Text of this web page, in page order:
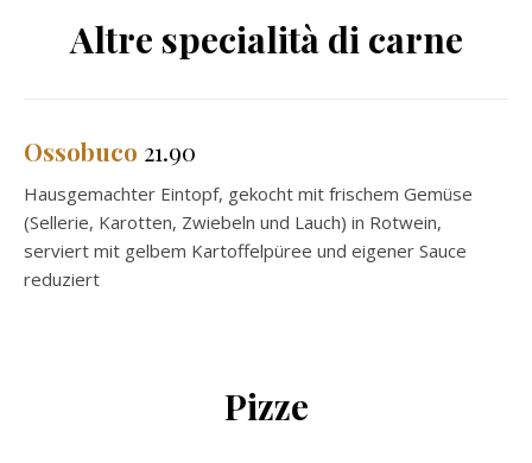
Altre specialità di carne
Ossobuco 21.90
Hausgemachter Eintopf, gekocht mit frischem Gemüse
(Sellerie, Karotten, Zwiebeln und Lauch) in Rotwein,
serviert mit gelbem Kartoffelpüree und eigener Sauce
reduziert
Pizze